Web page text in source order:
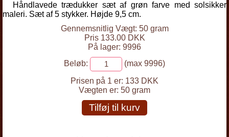
Håndlavede trædukker sæt af grøn farve med solsikker
maleri. Sæt af 5 stykker. Højde 9,5 cm.
Gennemsnitlig Vægt: 50 gram
Pris 133.00 DKK
På lager: 9996
Beløb:
(max 9996)
Prisen på 1 er: 133 DKK
Vægten er: 50 gram
Tilføj til kurv